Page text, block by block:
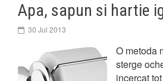
Apa, sapun si hartie
30 Jul 2013
O metoda
sterge
incercat